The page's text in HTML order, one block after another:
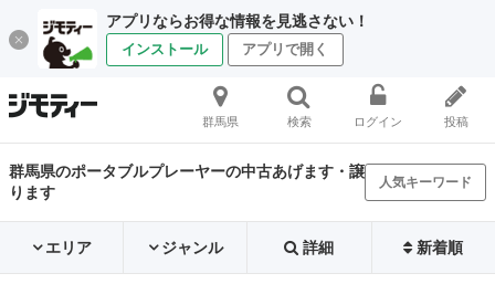
アプリならお得な情報を見逃さない！
インストール アプリで開く
群馬県 検索 ログイン 投稿
群馬県のポータブルプレーヤーの中古あげます・譲
ります
人気キーワード
エリア ジャンル 詳細 新着順